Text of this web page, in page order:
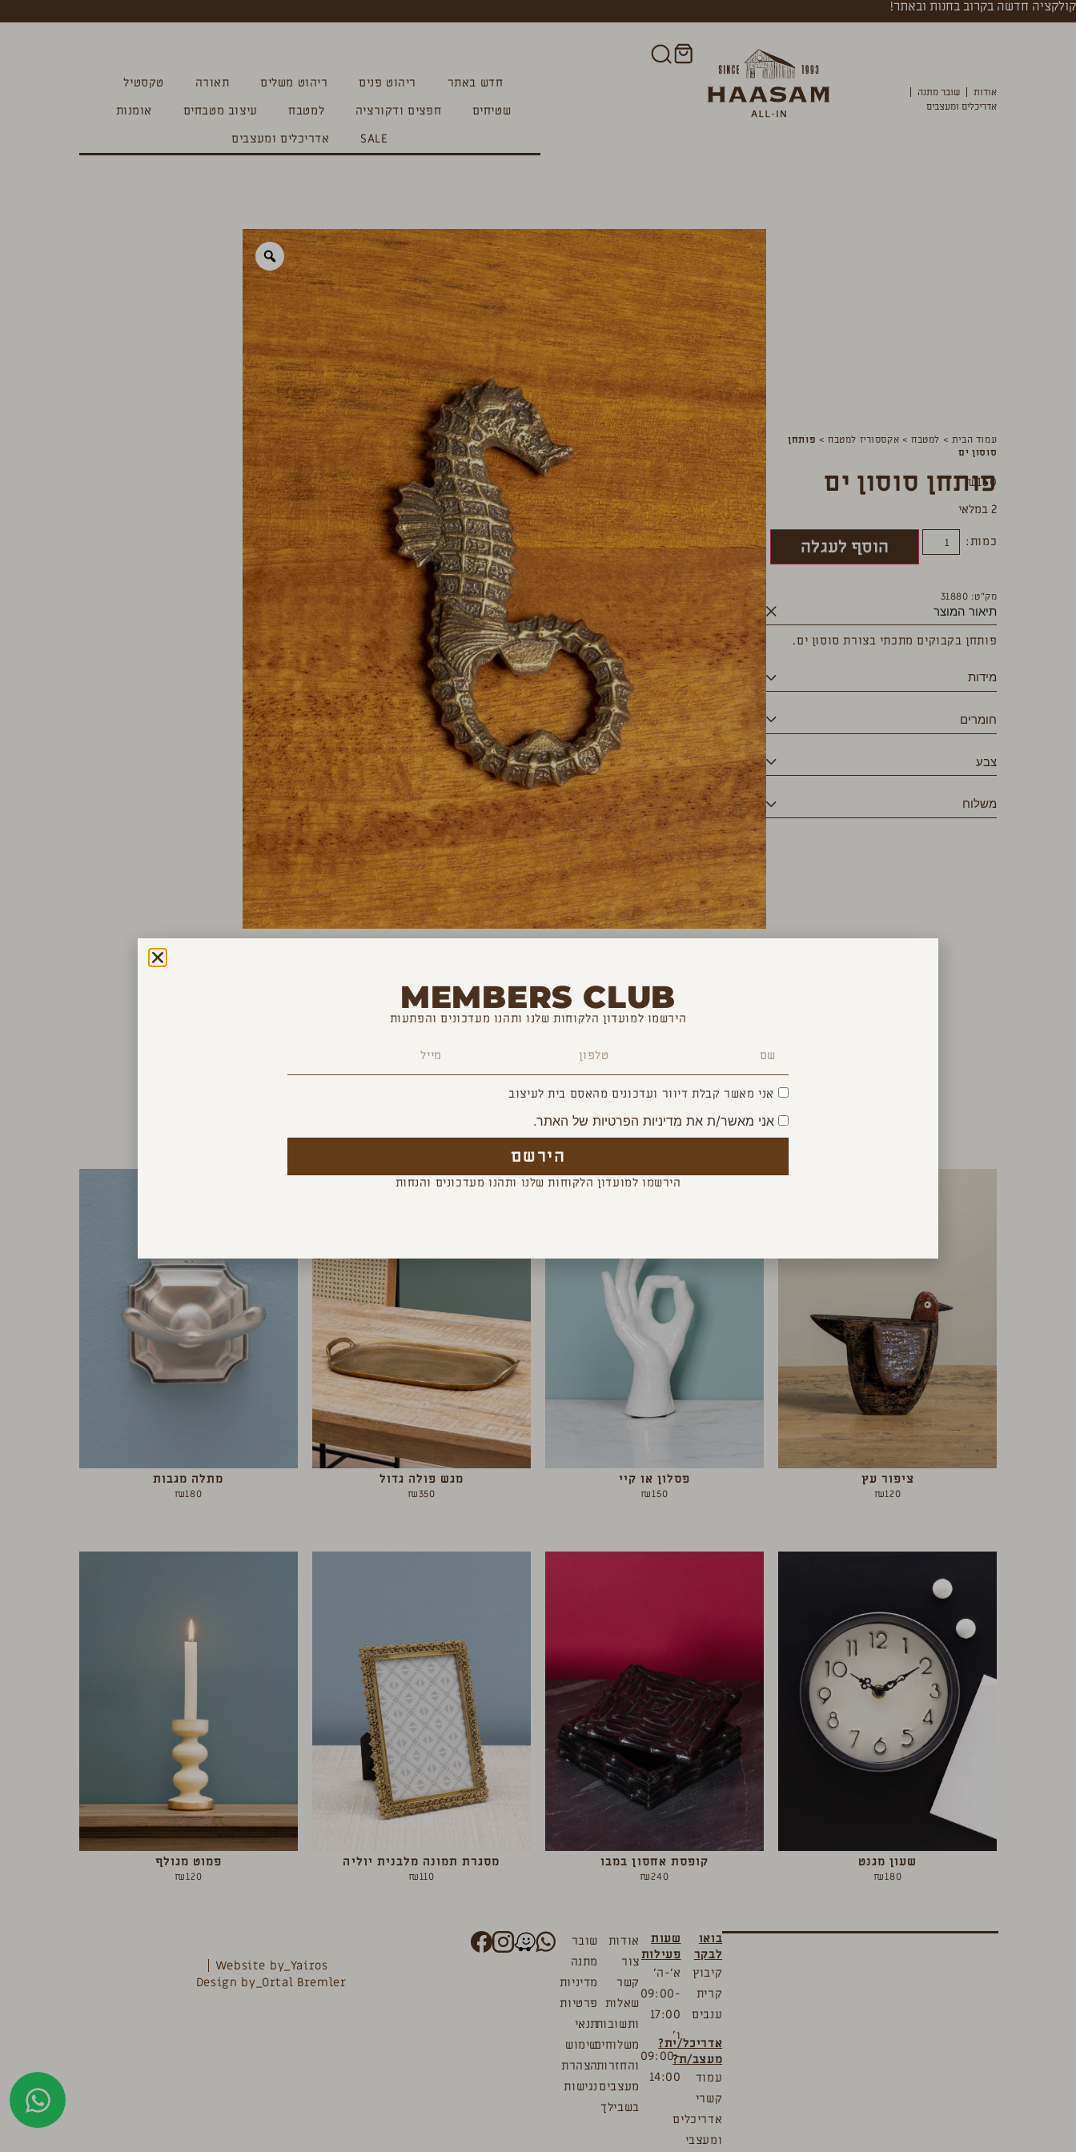
קולקציה חדשה בקרוב בחנות ובאתר!
אודות
שובר מתנה
אדריכלים ומעצבים
חדש באתר ריהוט פנים ריהוט משלים תאורה
טקסטיל
שטיחים
חפצים ודקורציה למטבח עיצוב מטבחים
אומנות
SALE
אדריכלים ומעצבים
עמוד הבית > למטבח> אקססוריז למטבח > פותחן
סוסון ים
פותחן סוסון ים
₪150
2 במלאי
כמות: הוסף לעגלה
מק”ט: 31880
תיאור המוצר
פותחן בקבוקים מתכתי בצורת סוסון ים.
מידות
חומרים
צבע
משלוח
YOU MAY ALSO LIKE
ציפור עץ
₪120
פסלון או קיי
₪150
מגש פולה גדול
₪350
מתלה מגבות
₪180
שעון מגנט
₪180
קופסת אחסון במבו
₪240
מסגרת תמונה מלבנית יוליה
₪110
פמוט מגולף
₪120
בואו
לבקר
קיבוץ
קרית
ענבים
אדריכל/ית?
מעצב/ת?
עמוד
קשרי
אדריכלים
ומעצבי
שעות
פעילות
א’-ה’
09:00-
17:00
ו’
09:00-
14:00
אודות
צור
קשר
שאלות
ותשובות
משלוחים
והחזרות
מעצבים
בשבילך
שובר
מתנה
מדיניות
פרטיות
תנאי
שימוש
הצהרת
נגישות
Website by_Yairos
Design by_Ortal Bremler
MEMBERS CLUB
הירשמו למועדון הלקוחות שלנו ותהנו מעדכונים והפתעות
אני מאשר קבלת דיוור ועדכונים מהאסם בית לעיצוב
אני מאשר/ת את מדיניות הפרטיות של האתר.
הירשם
הירשמו למועדון הלקוחות שלנו ותהנו מעדכונים והנחות